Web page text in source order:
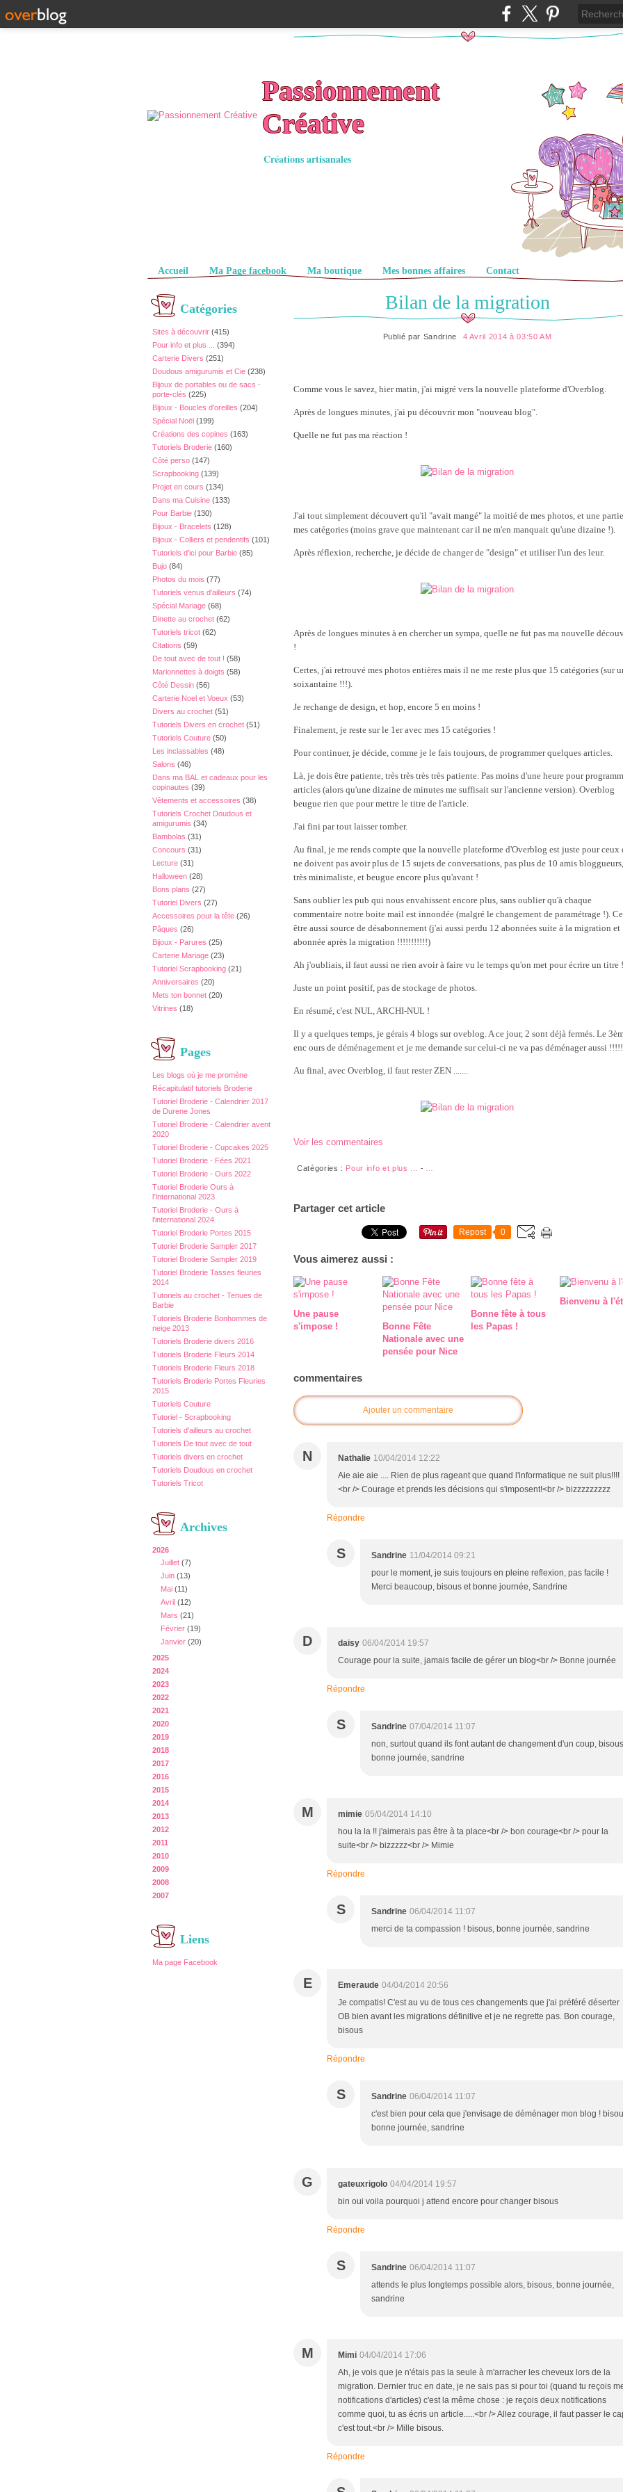
Passionnement
Créative
Créations artisanales
Pages
Accueil Ma Page facebook Ma boutique Mes bonnes affaires Contact
Catégories
Sites à découvrir (415)
Pour info et plus ...
(394)
Carterie Divers (251)
Doudous amigurumis et Cie (238)
Bijoux de portables ou de sacs -
porte-clés (225)
Bijoux - Boucles d'oreilles (204)
Spécial Noël (199)
Créations des copines (163)
Tutoriels Broderie (160)
Côté perso (147)
Scrapbooking (139)
Projet en cours (134)
Dans ma Cuisine (133)
Pour Barbie (130)
Bijoux - Bracelets (128)
Bijoux - Colliers et pendentifs (101)
Tutoriels d'ici pour Barbie (85)
Bujo (84)
Photos du mois (77)
Tutoriels venus d'ailleurs (74)
Spécial Mariage (68)
Dinette au crochet (62)
Tutoriels tricot (62)
Citations (59)
De tout avec de tout ! (58)
Marionnettes à doigts (58)
Côté Dessin (56)
Carterie Noel et Voeux (53)
Divers au crochet (51)
Tutoriels Divers en crochet (51)
Tutoriels Couture (50)
Les inclassables (48)
Salons (46)
Dans ma BAL et cadeaux pour les
copinautes (39)
Vêtements et accessoires (38)
Tutoriels Crochet Doudous et
amigurumis (34)
Bambolas (31)
Concours (31)
Lecture (31)
Halloween (28)
Bons plans (27)
Tutoriel Divers (27)
Accessoires pour la tête (26)
Pâques (26)
Bijoux - Parures (25)
Carterie Mariage (23)
Tutoriel Scrapbooking (21)
Anniversaires (20)
Mets ton bonnet (20)
Vitrines (18)
Pages
Les blogs où je me promène
Récapitulatif tutoriels Broderie
Tutoriel Broderie - Calendrier 2017
de Durene Jones
Tutoriel Broderie - Calendrier avent
2020
Tutoriel Broderie - Cupcakes 2025
Tutoriel Broderie - Fées 2021
Tutoriel Broderie - Ours 2022
Tutoriel Broderie Ours à
l'International 2023
Tutoriel Broderie - Ours à
l'international 2024
Tutoriel Broderie Portes 2015
Tutoriel Broderie Sampler 2017
Tutoriel Broderie Sampler 2019
Tutoriel Broderie Tasses fleuries
2014
Tutoriels au crochet - Tenues de
Barbie
Tutoriels Broderie Bonhommes de
neige 2013
Tutoriels Broderie divers 2016
Tutoriels Broderie Fleurs 2014
Tutoriels Broderie Fleurs 2018
Tutoriels Broderie Portes Fleuries
2015
Tutoriels Couture
Tutoriel - Scrapbooking
Tutoriels d'ailleurs au crochet
Tutoriels De tout avec de tout
Tutoriels divers en crochet
Tutoriels Doudous en crochet
Tutoriels Tricot
Archives
2026
Juillet (7)
Juin (13)
Mai (11)
Avril (12)
Mars (21)
Février (19)
Janvier (20)
2025
2024
2023
2022
2021
2020
2019
2018
2017
2016
2015
2014
2013
2012
2011
2010
2009
2008
2007
Liens
Ma page Facebook
Bilan de la migration
Publié par Sandrine 4 Avril 2014 à 03:50 AM
Comme vous le savez, hier matin, j'ai migré vers la nouvelle plateforme d'Overblog.
Après de longues minutes, j'ai pu découvrir mon "nouveau blog".
Quelle ne fut pas ma réaction !
J'ai tout simplement découvert qu'il "avait mangé" la moitié de mes photos, et une
mes catégories (moins grave que maintenant car il ne m'en manquait qu'une dizaine !).
Après réflexion, recherche, je décide de changer de "design" et utiliser l'un des leur.
Après de longues minutes à en chercher un sympa, quelle ne fut pas ma nouvelle
!
Certes, j'ai retrouvé mes photos entières mais il ne me reste plus que 15 catégories (sur
soixantaine !!!).
Je rechange de design, et hop, encore 5 en moins !
Finalement, je reste sur le 1er avec mes 15 catégories !
Pour continuer, je décide, comme je le fais toujours, de programmer quelques articles.
Là, je dois être patiente, très très très très patiente. Pas moins d'une heure pour
articles (alors qu'une dizaine de minutes me suffisait sur l'ancienne version). Overblog
beugue rien que pour mettre le titre de l'article.
J'ai fini par tout laisser tomber.
Au final, je me rends compte que la nouvelle plateforme d'Overblog est juste pour ceux
ne doivent pas avoir plus de 15 sujets de conversations, pas plus de 10 amis
très minimaliste, et beugue encore plus qu'avant !
Sans oublier les pub qui nous envahissent encore plus, sans oublier qu'à chaque
commentaire notre boite mail est innondée (malgré le changement de paramétrage !).
être aussi source de désabonnement (j'ai aussi perdu 12 abonnées suite à la migration et
abonnée après la migration !!!!!!!!!!!)
Ah j'oubliais, il faut aussi ne rien avoir à faire vu le temps qu'on met pour écrire un titre
Juste un point positif, pas de stockage de photos.
En résumé, c'est NUL, ARCHI-NUL !
Il y a quelques temps, je gérais 4 blogs sur oveblog. A ce jour, 2 sont déjà fermés. Le
enc ours de déménagement et je me demande sur celui-ci ne va pas déménager aussi
Au final, avec Overblog, il faut rester ZEN .......
Voir les commentaires
Catégories : Pour info et plus ... -
Partager cet article
Repost 0
Vous aimerez aussi :
Une pause
s'impose !
Bonne Fête
Nationale avec une
pensée pour Nice
Bonne fête à tous
les Papas !
Bienvenu à
commentaires
Ajouter un commentaire
N Nathalie 10/04/2014 12:22
Aie aie aie .... Rien de plus rageant que quand l'informatique ne suit plus!!!!
<br /> Courage et prends les décisions qui s'imposent!<br /> bizzzzzzzzz
Répondre
S Sandrine 11/04/2014 09:21
pour le moment, je suis toujours en pleine reflexion, pas facile !
Merci beaucoup, bisous et bonne journée, Sandrine
D daisy 06/04/2014 19:57
Courage pour la suite, jamais facile de gérer un blog<br /> Bonne journée
Répondre
S Sandrine 07/04/2014 11:07
non, surtout quand ils font autant de changement d'un coup,
bonne journée, sandrine
M mimie 05/04/2014 14:10
hou la la !! j'aimerais pas être à ta place<br /> bon courage<br /> pour la
suite<br /> bizzzzz<br /> Mimie
Répondre
S Sandrine 06/04/2014 11:07
merci de ta compassion ! bisous, bonne journée, sandrine
E Emeraude 04/04/2014 20:56
Je compatis! C'est au vu de tous ces changements que j'ai préféré déserter
OB bien avant les migrations définitive et je ne regrette pas. Bon courage,
bisous
Répondre
S Sandrine 06/04/2014 11:07
c'est bien pour cela que j'envisage de déménager mon blog !
bonne journée, sandrine
G gateuxrigolo 04/04/2014 19:57
bin oui voila pourquoi j attend encore pour changer bisous
Répondre
S Sandrine 06/04/2014 11:07
attends le plus longtemps possible alors, bisous, bonne journée,
sandrine
M Mimi 04/04/2014 17:06
Ah, je vois que je n'étais pas la seule à m'arracher les cheveux lors de la
migration. Dernier truc en date, je ne sais pas si pour toi (quand tu reçois
notifications d'articles) c'est la même chose : je reçois deux notifications
comme quoi, tu as écris un article.....<br /> Allez courage, il faut passer le
c'est tout.<br /> Mille bisous.
Répondre